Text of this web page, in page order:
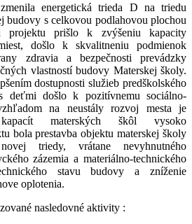
energetická trieda D na triedu
budovy s celkovou podlahovou plochou
projektu prišlo k zvýšeniu kapacity
došlo k skvalitneniu podmienok
zdravia a bezpečnosti prevádzky
vlastností budovy Materskej školy.
dostupnosti služieb predškolského
deťmi došlo k pozitívnemu sociálno-
na neustály rozvoj mesta je
materských škôl vysoko
bola prestavba objektu materskej školy
triedy, vrátane nevyhnutného
zázemia a materiálno-technického
stavu budovy a zníženie
oplotenia.
nasledovné aktivity :